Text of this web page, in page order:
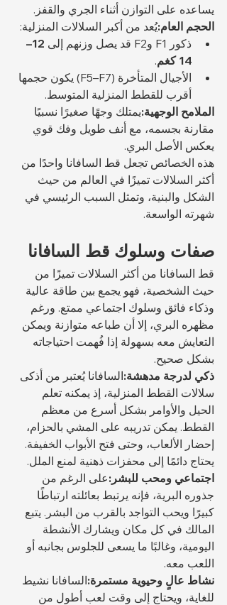
يساعده على التوازن أثناء الجري والقفز.
الحجم العام:يُعد من أكبر السلالات المنزلية:
ذكور F1 وF2 قد يصل وزنهم إلى
12–
14 كغم
.
الأجيال المتأخرة (F5–F7) يكون حجمها
أقرب للقطط المنزلية المتوسط.
الملامح الوجهية:يمتلك وجهًا صغيرًا نسبيًا
مقارنة بجسمه، مع أنف طويل وفك قوي
يعكس الأصل البري.
هذه الخصائص تجعل قط السافانا واحدًا من
أكثر السلالات تميزًا في العالم من حيث
الشكل والبنية، وتمثل السبب الرئيسي في
شهرته الواسعة.
صفات وسلوك قط السافانا
قط السافانا من أكثر السلالات تميزًا من
حيث الشخصية، فهو يجمع بين طاقة عالية
وذكاء فائق وسلوك اجتماعي ممتع. ورغم
مظهره البري، إلا أن طباعه متوازنة ويمكن
التعايش معه بسهولة إذا فُهمت احتياجاته
بشكل صحيح.
ذكي لدرجة مدهشة:السافانا يُعتبر من أذكى
سلالات القطط المنزلية، إذ يمكنه تعلم
الحيل والأوامر بشكل أسرع من معظم
القطط. يمكن تدريبه على المشي بالحزام،
إحضار الألعاب، وحتى فتح الأبواب الخفيفة.
يحتاج دائمًا إلى محفزات ذهنية لمنع الملل.
اجتماعي ومحب للبشر:على الرغم من
جذوره البرية، فإنه يرتبط بعائلته ارتباطًا
كبيرًا ويحب التواجد بالقرب من البشر. يتبع
المالك في كل مكان ويشارك الأنشطة
اليومية، وغالبًا ما يسعى للجلوس بجانبه أو
اللعب معه.
نشاط عالٍ وحيوية مستمرة:السافانا نشيط
للغاية، ويحتاج إلى وقت لعب أطول من